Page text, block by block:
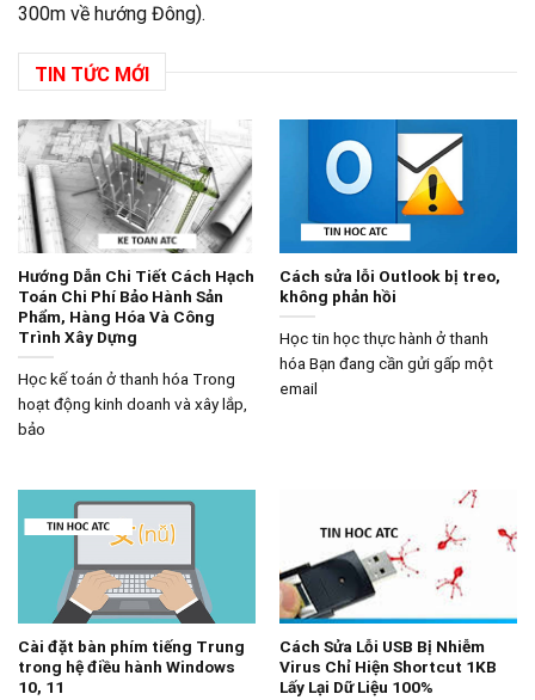
300m về hướng Đông).
TIN TỨC MỚI
Hướng Dẫn Chi Tiết Cách Hạch
Toán Chi Phí Bảo Hành Sản
Phẩm, Hàng Hóa Và Công
Trình Xây Dựng
Học kế toán ở thanh hóa Trong
hoạt động kinh doanh và xây lắp,
bảo
Cách sửa lỗi Outlook bị treo,
không phản hồi
Học tin học thực hành ở thanh
hóa Bạn đang cần gửi gấp một
email
Cài đặt bàn phím tiếng Trung
trong hệ điều hành Windows
10, 11
Cách Sửa Lỗi USB Bị Nhiễm
Virus Chỉ Hiện Shortcut 1KB
Lấy Lại Dữ Liệu 100%